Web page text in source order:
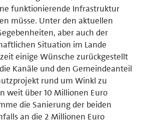
funktionierende Infrastruktur
müsse. Unter den aktuellen
aber auch der
Situation im Lande
einige Wünsche zurückgestellt
Kanäle und den Gemeindeanteil
rund um Winkl zu
weit über 10 Millionen Euro
die Sanierung der beiden
an die 2 Millionen Euro